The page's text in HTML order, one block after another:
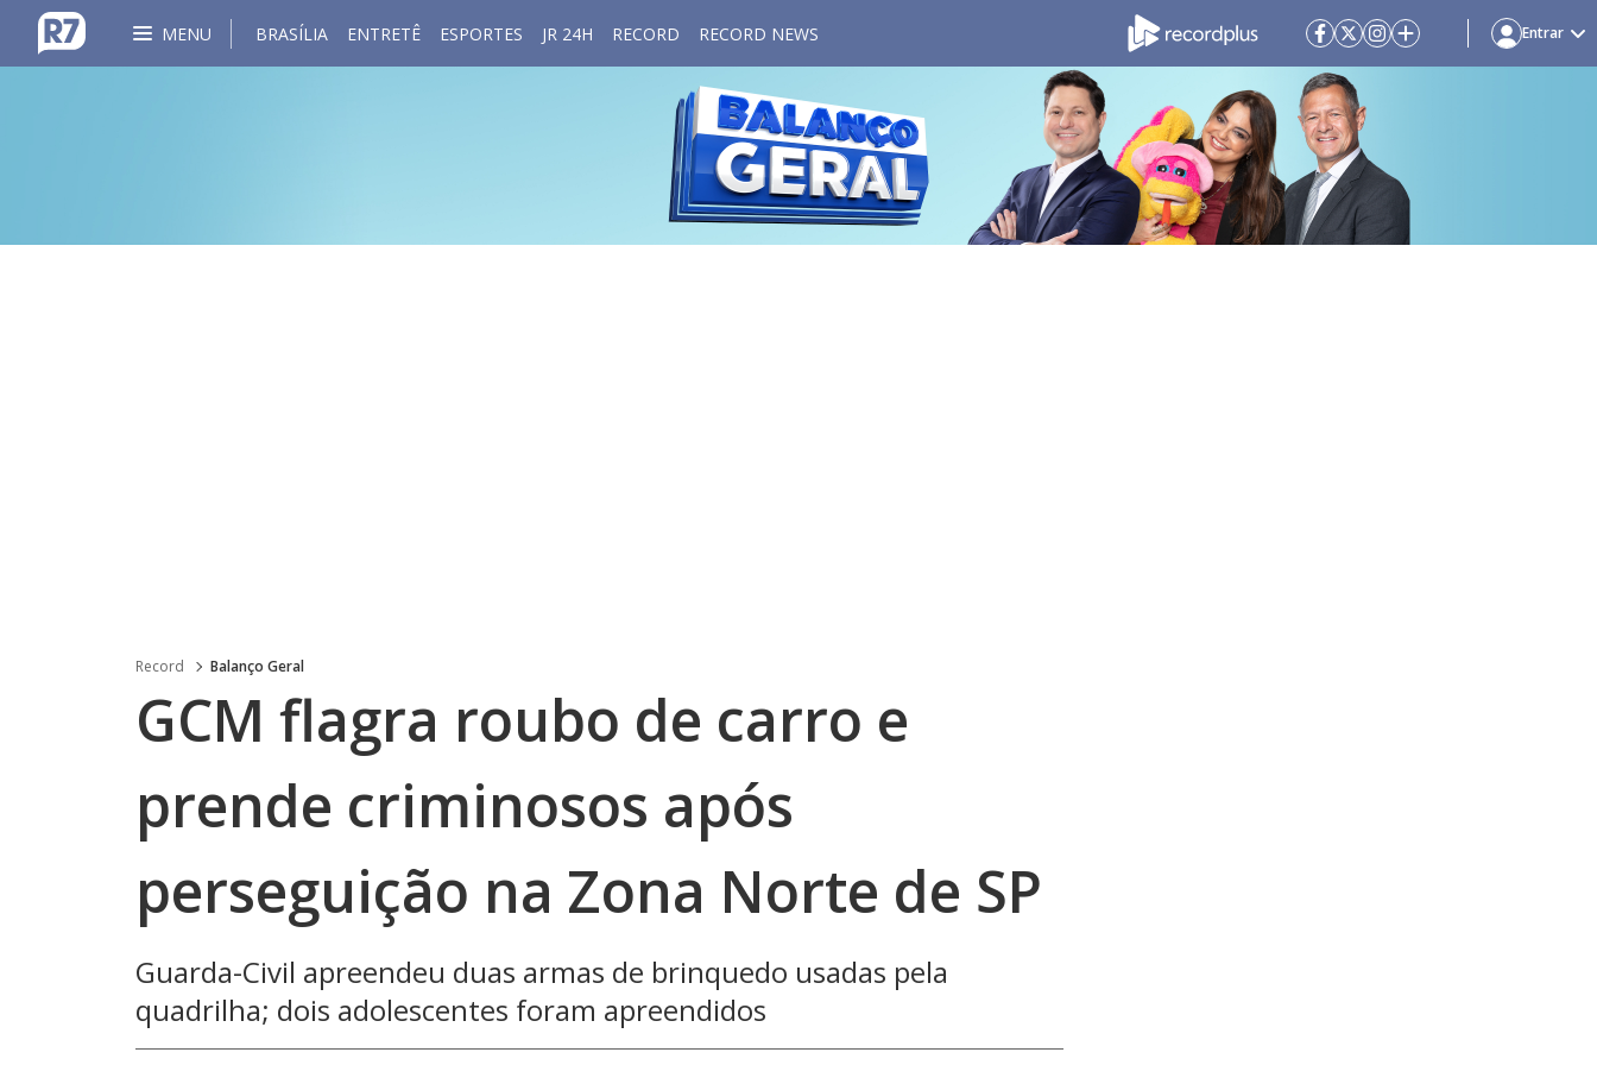
MENU BRASÍLIA ENTRETÊ ESPORTES JR 24H RECORD RECORD NEWS Entrar
Record Balanço Geral
GCM flagra roubo de carro e
prende criminosos após
perseguição na Zona Norte de SP
Guarda-Civil apreendeu duas armas de brinquedo usadas pela
quadrilha; dois adolescentes foram apreendidos